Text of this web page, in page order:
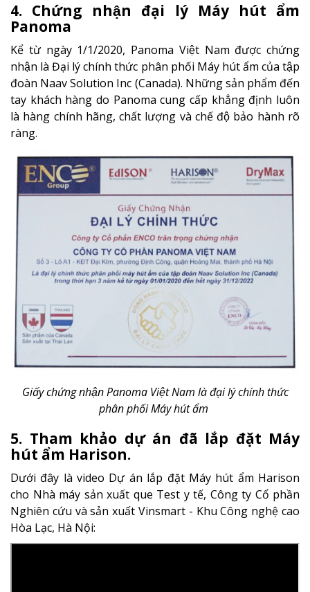
4. Chứng nhận đại lý Máy hút ẩm
Panoma
Kể từ ngày 1/1/2020, Panoma Việt Nam được chứng
nhận là Đại lý chính thức phân phối Máy hút ẩm của tập
đoàn Naav Solution Inc (Canada). Những sản phẩm đến
tay khách hàng do Panoma cung cấp khẳng định luôn
là hàng chính hãng, chất lượng và chế độ bảo hành rõ
ràng.
Giấy chứng nhận Panoma Việt Nam là đại lý chính thức
phân phối Máy hút ẩm
5. Tham khảo dự án đã lắp đặt Máy
hút ẩm Harison.
Dưới đây là video Dự án lắp đặt Máy hút ẩm Harison
cho Nhà máy sản xuất que Test y tế, Công ty Cổ phần
Nghiên cứu và sản xuất Vinsmart - Khu Công nghệ cao
Hòa Lạc, Hà Nội: